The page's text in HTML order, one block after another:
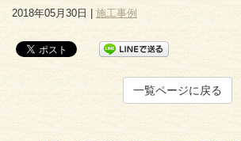
2018年05月30日 | 施工事例
一覧ページに戻る